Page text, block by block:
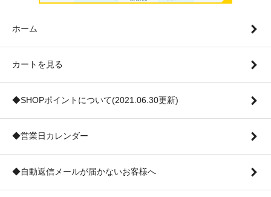
ホーム
カートを見る
◆SHOPポイントについて(2021.06.30更新)
◆営業日カレンダー
◆自動返信メールが届かないお客様へ